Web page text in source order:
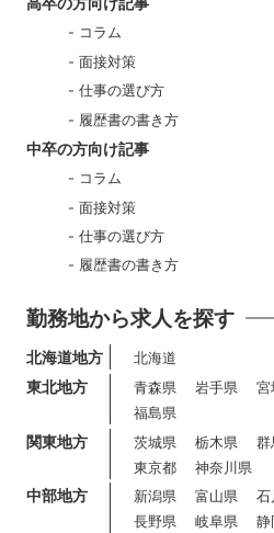
コラム
面接対策
仕事の選び方
履歴書の書き方
中卒の方向け記事
コラム
面接対策
仕事の選び方
履歴書の書き方
勤務地から求人を探す
北海道地方 北海道
東北地方 青森県 岩手県 宮
福島県
関東地方 茨城県 栃木県 群
東京都
神奈川県
中部地方 新潟県 富山県 石
長野県
岐阜県 静